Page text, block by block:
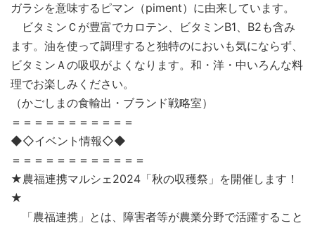
ガラシを意味するピマン（piment）に由来しています。
ビタミンＣが豊富でカロテン、ビタミンB1、B2も含み
ます。油を使って調理すると独特のにおいも気にならず、
ビタミンＡの吸収がよくなります。和・洋・中いろんな料
理でお楽しみください。
（かごしまの食輸出・ブランド戦略室）
＝＝＝＝＝＝＝＝＝＝＝
◆◇イベント情報◇◆
＝＝＝＝＝＝＝＝＝＝＝＝
★農福連携マルシェ2024「秋の収穫祭」を開催します！
★
「農福連携」とは、障害者等が農業分野で活躍すること